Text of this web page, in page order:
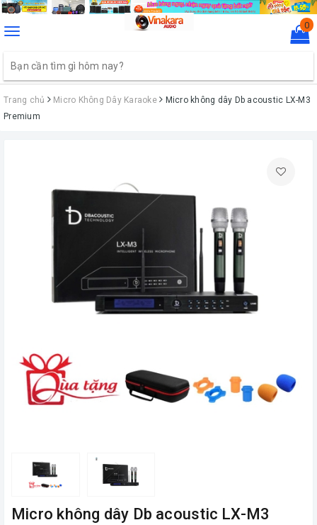
Toggle
0
Trang chủ Micro Không Dây Karaoke
Micro không dây Db acoustic LX-M3
Premium
Micro không dây Db acoustic LX-M3